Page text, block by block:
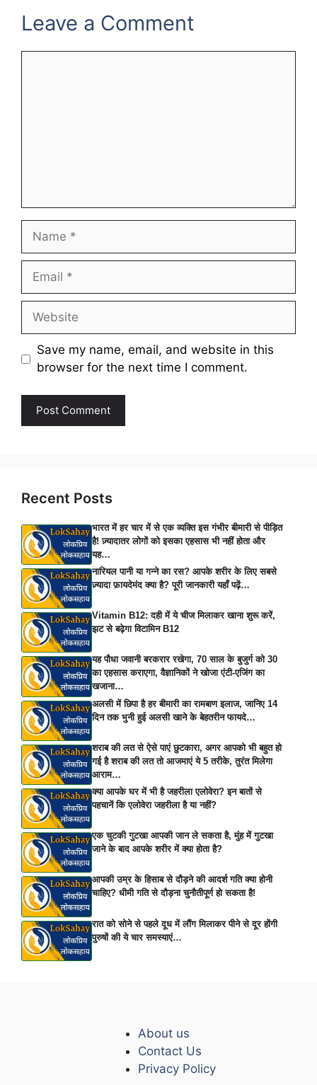
Leave a Comment
Name
Email
Website
Save my name, email, and website in this
browser for the next time I comment.
Recent Posts
भारत में हर चार में से एक व्यक्ति इस गंभीर बीमारी से पीड़ित
है! ज़्यादातर लोगों को इसका एहसास भी नहीं होता और
यह…
नारियल पानी या गन्ने का रस? आपके शरीर के लिए सबसे
ज़्यादा फ़ायदेमंद क्या है? पूरी जानकारी यहाँ पढ़ें…
Vitamin B12: दही में ये चीज मिलाकर खाना शुरू करें,
झट से बढ़ेगा विटामिन B12
यह पौधा जवानी बरकरार रखेगा, 70 साल के बुजुर्ग को 30
का एहसास कराएगा, वैज्ञानिकों ने खोजा एंटी-एजिंग का
खजाना…
अलसी में छिपा है हर बीमारी का रामबाण इलाज, जानिए 14
दिन तक भुनी हुई अलसी खाने के बेहतरीन फायदे…
शराब की लत से ऐसे पाएं छुटकारा, अगर आपको भी बहुत हो
गई है शराब की लत तो आजमाएं ये 5 तरीके, तुरंत मिलेगा
आराम…
क्या आपके घर में भी है जहरीला एलोवेरा? इन बातों से
पहचानें कि एलोवेरा जहरीला है या नहीं?
एक चुटकी गुटखा आपकी जान ले सकता है, मुंह में गुटखा
जाने के बाद आपके शरीर में क्या होता है?
आपकी उम्र के हिसाब से दौड़ने की आदर्श गति क्या होनी
चाहिए? धीमी गति से दौड़ना चुनौतीपूर्ण हो सकता है!
रात को सोने से पहले दूध में लौंग मिलाकर पीने से दूर होंगी
पुरुषों की ये चार समस्याएं…
About us
Contact Us
Privacy Policy